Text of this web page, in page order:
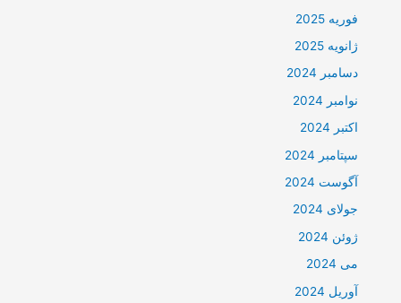
فوریه 2025
ژانویه 2025
دسامبر 2024
نوامبر 2024
اکتبر 2024
سپتامبر 2024
آگوست 2024
جولای 2024
ژوئن 2024
می 2024
آوریل 2024